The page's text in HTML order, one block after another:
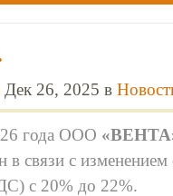
Дек 26, 2025 в
года ООО
в связи с
с 20% до 22%.